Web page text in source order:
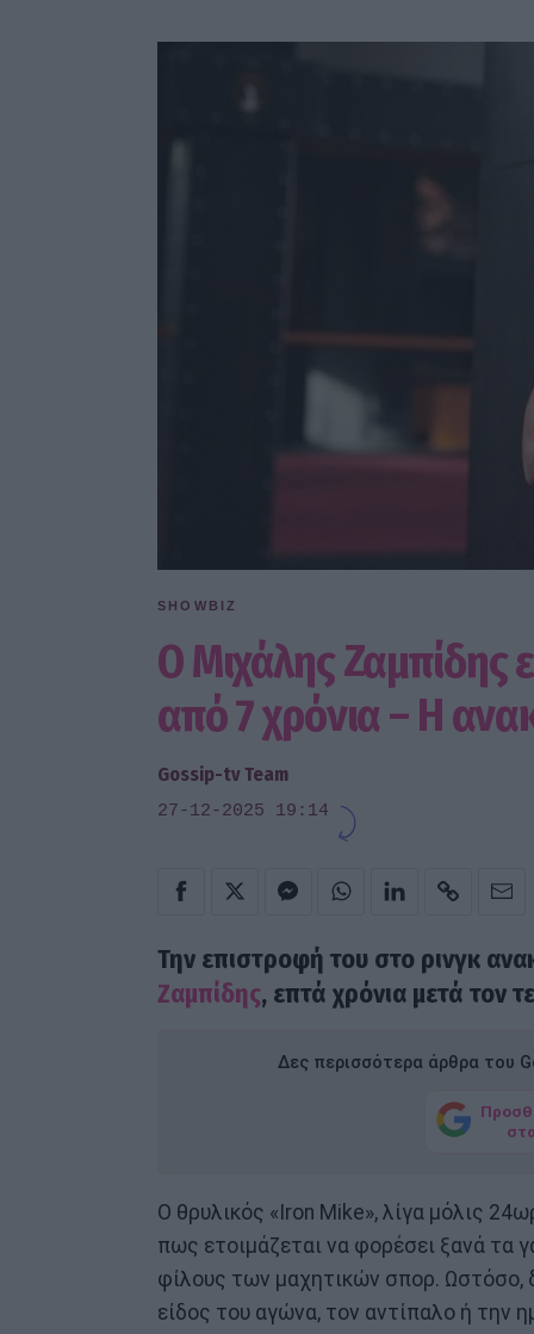
SHOWBIZ
Ο Μιχάλης Ζαμπίδης
από 7 χρόνια – Η
Gossip-tv Team
27-12-2025 19:14
Την επιστροφή του στο ρινγκ
Ζαμπίδης, επτά χρόνια μετά τον
Δες περισσότερα άρθρα του
Ο θρυλικός «Iron Mike», λίγα μόλις
πως ετοιμάζεται να φορέσει ξανά τα
φίλους των μαχητικών σπορ. Ωστόσο,
είδος του αγώνα, τον αντίπαλο ή την